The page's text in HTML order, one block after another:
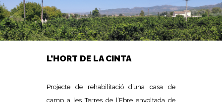
L’HORT DE LA CINTA
Projecte de rehabilitació d’una casa de
camp a les Terres de l’Ebre envoltada de